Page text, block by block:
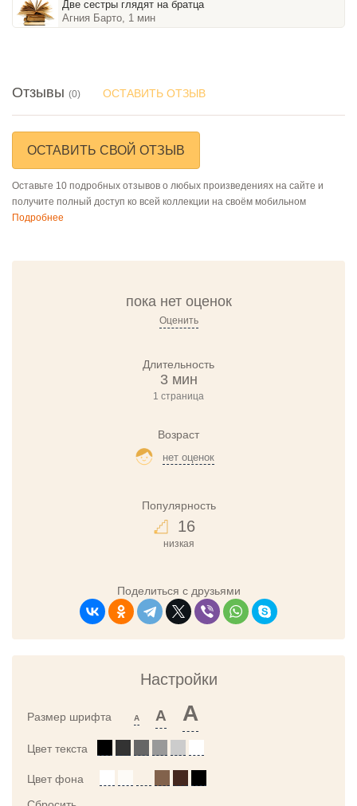
Две сестры глядят на братца
Агния Барто, 1 мин
Отзывы (0) ОСТАВИТЬ ОТЗЫВ
ОСТАВИТЬ СВОЙ ОТЗЫВ
Оставьте 10 подробных отзывов о любых произведениях на сайте и
получите полный доступ ко всей коллекции на своём мобильном
Подробнее
пока нет оценок
Оценить
Длительность
3 мин
1 страница
Возраст
нет оценок
Популярность
16
низкая
Поделиться с друзьями
Настройки
Размер шрифта A A A
Цвет текста
Цвет фона